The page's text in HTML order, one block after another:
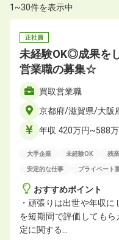
1~30件を表示中
正社員
未経験OK◎成果を
営業職の募集☆
買取営業職
京都府/滋賀県/大阪
年収 420万円~588
大手企業 未経験OK 残
安定的な仕事 プライベート
おすすめポイント
・頑張りは出世や年収
を短期間で評価しても
定に関する…